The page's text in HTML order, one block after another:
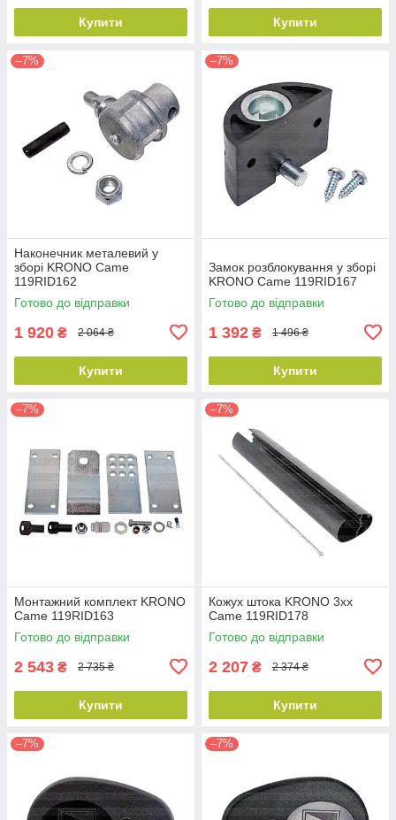
Купити Купити
–7%
Наконечник металевий у
зборі KRONO Came
119RID162
Готово до відправки
1 920 ₴ 2 064 ₴
Купити
–7%
Замок розблокування у зборі
KRONO Came 119RID167
Готово до відправки
1 392 ₴ 1 496 ₴
Купити
–7%
Монтажний комплект KRONO
Came 119RID163
Готово до відправки
2 543 ₴ 2 735 ₴
Купити
–7%
Кожух штока KRONO 3xx
Came 119RID178
Готово до відправки
2 207 ₴ 2 374 ₴
Купити
–7% –7%